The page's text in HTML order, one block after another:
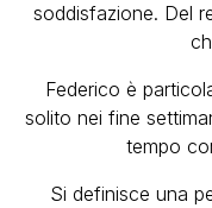
soddisfazione. Del
Federico è
solito nei fine
tempo
Si definisce una